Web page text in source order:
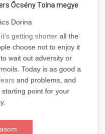
Őcsény Tolna megye
Dorina
it's getting shorterall the
choose not to enjoy it
wait out adversity or
Today is as good a
and problems, and
point for your